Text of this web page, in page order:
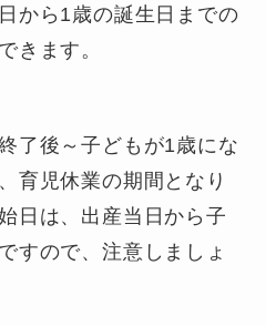
から1歳の誕生日までの
きます。
了後～子どもが1歳にな
育児休業の期間となり
日は、出産当日から子
すので、注意しましょ